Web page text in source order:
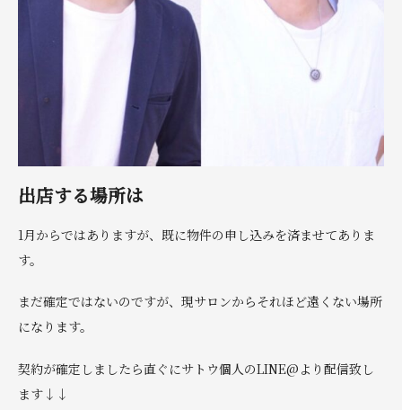
出店する場所は
1月からではありますが、既に物件の申し込みを済ませてありま
す。
まだ確定ではないのですが、現サロンからそれほど遠くない場所
になります。
契約が確定しましたら直ぐにサトウ個人のLINE@より配信致し
ます↓↓